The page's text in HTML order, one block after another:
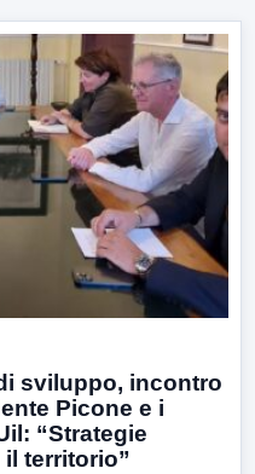
sviluppo, incontro
Picone e i
“Strategie
territorio”